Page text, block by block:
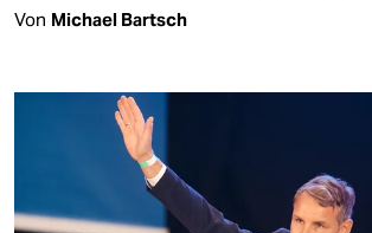
Von Michael Bartsch